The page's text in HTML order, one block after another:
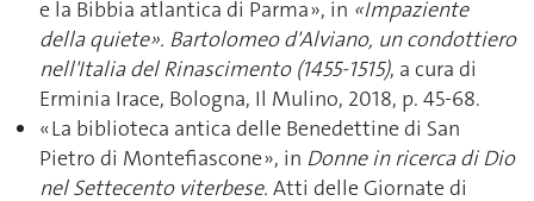
e la Bibbia atlantica di Parma », in «Impaziente
della quiete». Bartolomeo d'Alviano, un condottiero
nell'Italia del Rinascimento (1455-1515), a cura di
Erminia Irace, Bologna, Il Mulino, 2018, p. 45-68.
« La biblioteca antica delle Benedettine di San
Pietro di Montefiascone », in Donne in ricerca di Dio
nel Settecento viterbese. Atti delle Giornate di